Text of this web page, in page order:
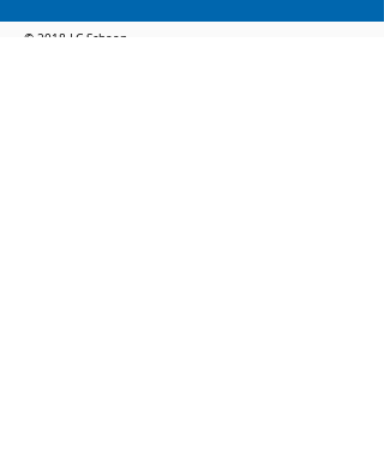
© 2018 LC Schaan